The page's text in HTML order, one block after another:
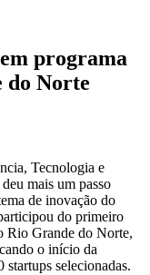
programa
do Norte
Tecnologia e
mais um passo
de inovação do
do primeiro
Rio Grande do Norte,
o início da
startups selecionadas.